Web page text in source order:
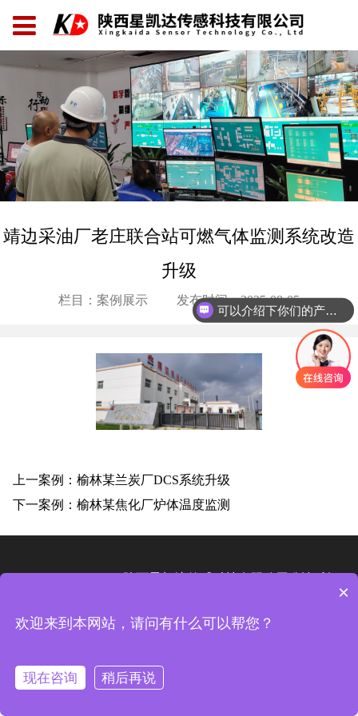
靖边采油厂老庄联合站可燃气体监测系统改造
升级
栏目：案例展示 发布时间：2025-08-05
上一案例：榆林某兰炭厂DCS系统升级
下一案例：榆林某焦化厂炉体温度监测
可以介绍下你们的产品么
×
欢迎来到本网站，请问有什么可以帮您？
现在咨询 稍后再说